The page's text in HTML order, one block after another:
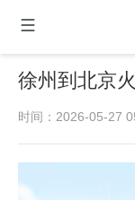
徐州到北京
时间：2026-05-27